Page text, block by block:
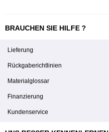
BRAUCHEN SIE HILFE ?
Lieferung
Rückgaberichtlinien
Materialglossar
Finanzierung
Kundenservice